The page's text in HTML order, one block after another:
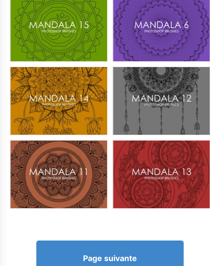
Page suivante